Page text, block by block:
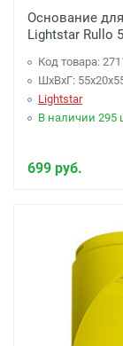
Основание
Lightstar Rullo
Код товара:
ШхВхГ:
Lightstar
В наличии 295
699 руб.